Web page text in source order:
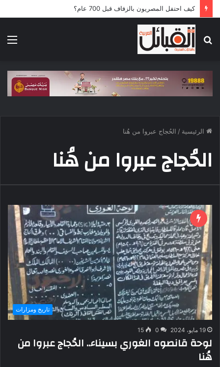
كيف احتفل المصريون بالزفاف قبل 700 عام؟
عن
الرئيسية / الحُجاج عبروا من هُنا
الحُجاج عبروا من هُنا
تاريخ ومزارات
19 مايو، 2024 0
15
لوحة قانصوه الغوري بسيناء.. الحُجاج عبروا من
هُنا